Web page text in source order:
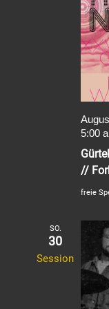
//
5:00
freie
SO.
30
Session